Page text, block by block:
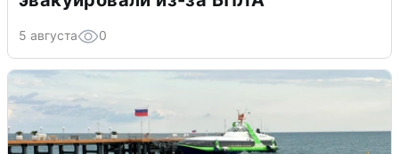
5 августа 0